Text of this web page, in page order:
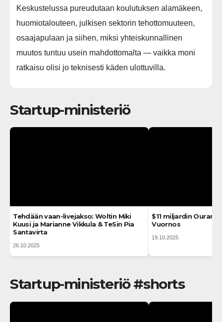
Keskustelussa pureudutaan koulutuksen alamäkeen,
huomiotalouteen, julkisen sektorin tehottomuuteen,
osaajapulaan ja siihen, miksi yhteiskunnallinen
muutos tuntuu usein mahdottomalta — vaikka moni
ratkaisu olisi jo teknisesti käden ulottuvilla.
Startup-ministeriö
Tehdään vaan-livejakso: Woltin Miki
Kuusi ja Marianne Vikkula & TeSin Pia
Santavirta
26.10.2025
$11 miljardin Ouran
Vuornos
19.10.2025
Startup-ministeriö #shorts